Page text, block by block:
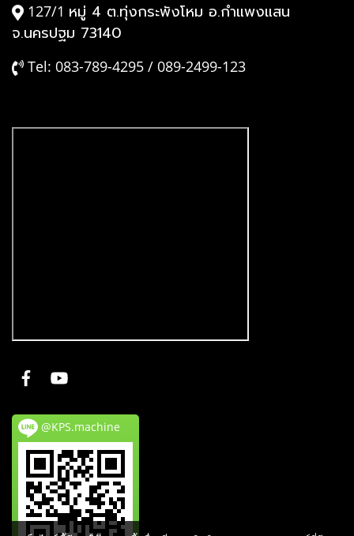
127/1 หมู่ 4 ต.ทุ่งกระพังโหม อ.กำแพงแสน
จ.นครปฐม 73140
Tel: 083-789-4295 / 089-2499-123
@KPS.machine